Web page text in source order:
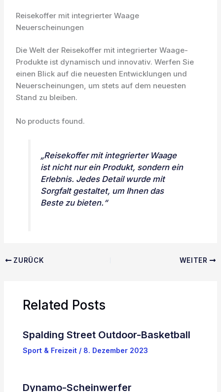
Reisekoffer mit integrierter Waage
Neuerscheinungen
Die Welt der Reisekoffer mit integrierter Waage-
Produkte ist dynamisch und innovativ. Werfen Sie
einen Blick auf die neuesten Entwicklungen und
Neuerscheinungen, um stets auf dem neuesten
Stand zu bleiben.
No products found.
„Reisekoffer mit integrierter Waage
ist nicht nur ein Produkt, sondern ein
Erlebnis. Jedes Detail wurde mit
Sorgfalt gestaltet, um Ihnen das
Beste zu bieten.“
ZURÜCK WEITER
Related Posts
Spalding Street Outdoor-Basketball
Sport & Freizeit/ 8. Dezember 2023
Dynamo-Scheinwerfer